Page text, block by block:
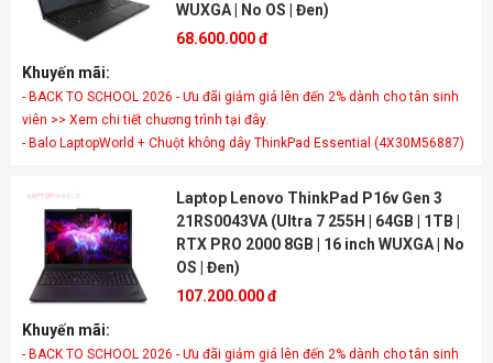
WUXGA | No OS | Đen)
68.600.000 đ
Khuyến mãi:
- BACK TO SCHOOL 2026 - Ưu đãi giảm giá lên đến 2% dành cho tân sinh
viên >> Xem chi tiết chương trình tại đây.
- Balo LaptopWorld + Chuột không dây ThinkPad Essential (4X30M56887)
Laptop Lenovo ThinkPad P16v Gen 3
21RS0043VA (Ultra 7 255H | 64GB | 1TB |
RTX PRO 2000 8GB | 16 inch WUXGA | No
OS | Đen)
107.200.000 đ
Khuyến mãi:
- BACK TO SCHOOL 2026 - Ưu đãi giảm giá lên đến 2% dành cho tân sinh